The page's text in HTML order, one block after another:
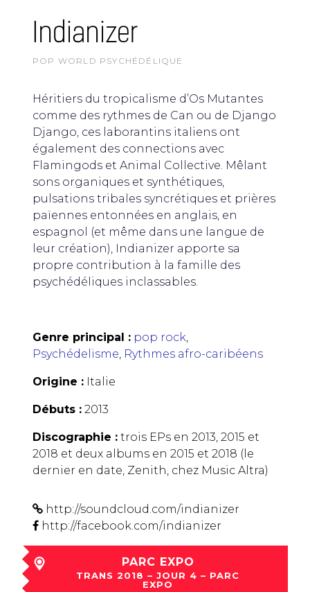
Indianizer
POP WORLD PSYCHÉDÉLIQUE
Héritiers du tropicalisme d’Os Mutantes
comme des rythmes de Can ou de Django
Django, ces laborantins italiens ont
également des connections avec
Flamingods et Animal Collective. Mêlant
sons organiques et synthétiques,
pulsations tribales syncrétiques et prières
païennes entonnées en anglais, en
espagnol (et même dans une langue de
leur création), Indianizer apporte sa
propre contribution à la famille des
psychédéliques inclassables.
Genre principal : pop rock,
Psychédelisme, Rythmes afro-caribéens
Origine : Italie
Débuts : 2013
Discographie : trois EPs en 2013, 2015 et
2018 et deux albums en 2015 et 2018 (le
dernier en date, Zenith, chez Music Altra)
http://soundcloud.com/indianizer
http://facebook.com/indianizer
PARC EXPO
TRANS 2018 – JOUR 4 – PARC
EXPO